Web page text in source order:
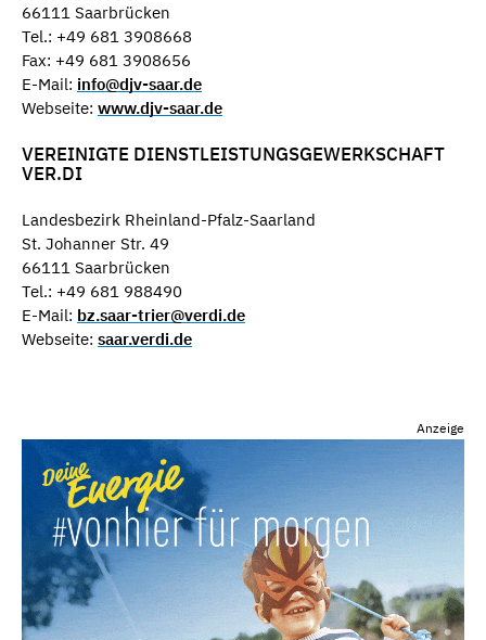
66111 Saarbrücken
Tel.: +49 681 3908668
Fax: +49 681 3908656
E-Mail: info@djv-saar.de
Webseite: www.djv-saar.de
VEREINIGTE DIENSTLEISTUNGSGEWERKSCHAFT
VER.DI
Landesbezirk Rheinland-Pfalz-Saarland
St. Johanner Str. 49
66111 Saarbrücken
Tel.: +49 681 988490
E-Mail: bz.saar-trier@verdi.de
Webseite: saar.verdi.de
Anzeige